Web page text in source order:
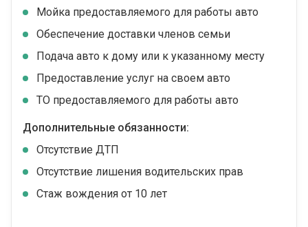
Мойка предоставляемого для работы авто
Обеспечение доставки членов семьи
Подача авто к дому или к указанному месту
Предоставление услуг на своем авто
ТО предоставляемого для работы авто
Дополнительные обязанности:
Отсутствие ДТП
Отсутствие лишения водительских прав
Стаж вождения от 10 лет